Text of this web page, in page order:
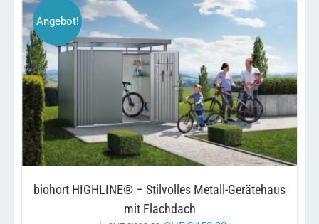
Angebot!
AUSFÜHRUNG WÄHLEN DIESES
PRODUKT
WEIST
MEHRERE
VARIANTEN
AUF.
DIE
OPTIONEN
AUF
DER
PRODUKTSEITE
/ DETAILS
biohort HIGHLINE® – Stilvolles Metall-Gerätehaus
mit Flachdach